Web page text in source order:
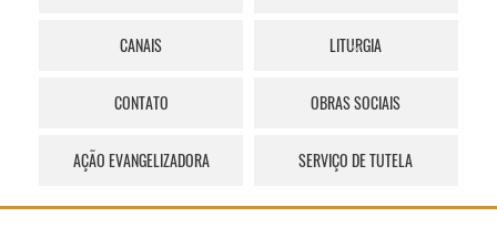
CANAIS LITURGIA
CONTATO OBRAS SOCIAIS
AÇÃO EVANGELIZADORA SERVIÇO DE TUTELA